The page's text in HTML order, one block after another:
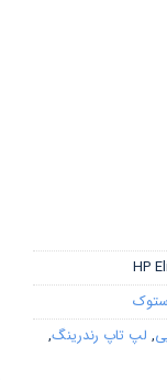
HP
, لپ تاپ رندرینگ,